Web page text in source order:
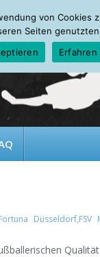
Düsseldorf,FSV
von
Seiten
Erfahren